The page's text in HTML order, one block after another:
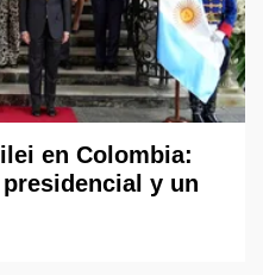
en Colombia:
y un